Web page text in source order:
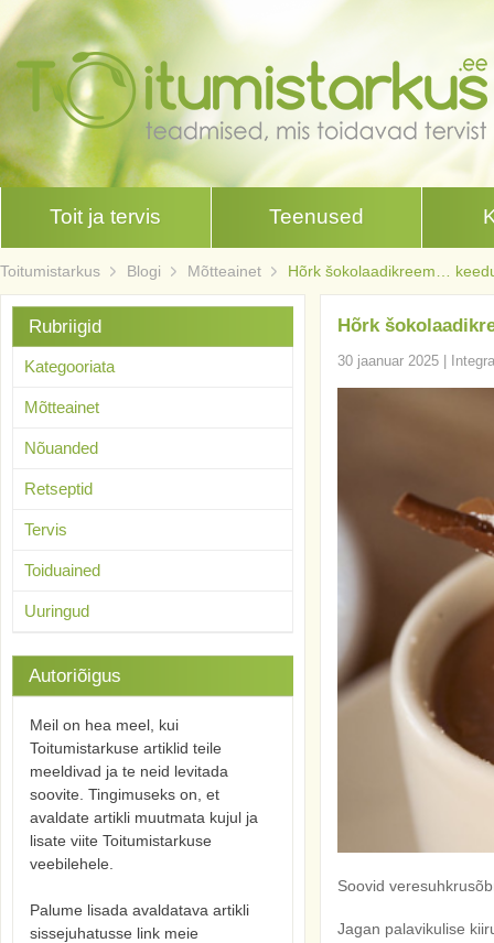
Toit ja tervis Teenused
Toitumistarkus Blogi Mõtteainet Hõrk šokolaadikreem…
Hõrk
30 jaanuar 2025
Soovid
Jagan palavikulise
Rubriigid
Kategooriata
Mõtteainet
Nõuanded
Retseptid
Tervis
Toiduained
Uuringud
Autoriõigus
Meil on hea meel, kui
Toitumistarkuse artiklid teile
meeldivad ja te neid levitada
soovite. Tingimuseks on, et
avaldate artikli muutmata kujul ja
lisate viite Toitumistarkuse
veebilehele.
Palume lisada avaldatava artikli
sissejuhatusse link meie